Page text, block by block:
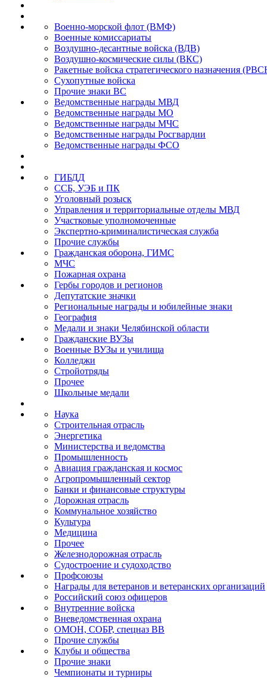
Военно-морской флот (ВМФ)
Военные комиссариаты
Воздушно-десантные войска (ВДВ)
Воздушно-космические силы (ВКС)
Ракетные войска стратегического назначения
Сухопутные войска
Прочие знаки ВС
Ведомственные награды МВД
Ведомственные награды МО
Ведомственные награды МЧС
Ведомственные награды Росгвардии
Ведомственные награды ФСО
ГИБДД
ССБ, УЭБ и ПК
Уголовный розыск
Управления и территориальные отделы МВД
Участковые уполномоченные
Экспертно-криминалистическая служба
Прочие службы
Гражданская оборона, ГИМС
МЧС
Пожарная охрана
Гербы городов и регионов
Депутатские значки
Региональные награды и юбилейные знаки
География
Медали и знаки Челябинской области
Гражданские ВУЗы
Военные ВУЗы и училища
Колледжи
Стройотряды
Прочее
Школьные медали
Наука
Строительная отрасль
Энергетика
Министерства и ведомства
Промышленность
Авиация гражданская и космос
Агропромышленный сектор
Банки и финансовые структуры
Дорожная отрасль
Коммунальное хозяйство
Культура
Медицина
Прочее
Железнодорожная отрасль
Судостроение и судоходство
Профсоюзы
Награды для ветеранов и ветеранских организаций
Российский союз офицеров
Внутренние войска
Вневедомственная охрана
ОМОН, СОБР, спецназ ВВ
Прочие службы
Клубы и общества
Прочие знаки
Чемпионаты и турниры